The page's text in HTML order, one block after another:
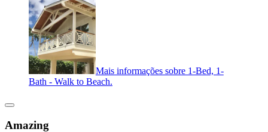
Mais informações sobre 1-Bed, 1-
Bath - Walk to Beach.
Amazing